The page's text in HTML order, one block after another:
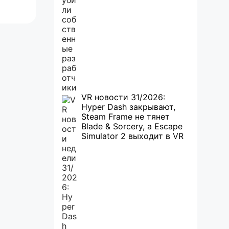
VR новости 31/2026:
Hyper Dash закрывают,
Steam Frame не тянет
Blade & Sorcery, а Escape
Simulator 2 выходит в VR